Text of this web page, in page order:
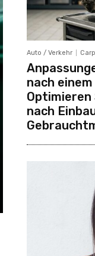
Auto / Verkehr
nach
Optimieren
nach